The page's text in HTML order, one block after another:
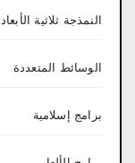
النمذجة ثلاثية الأبعاد
الوسائط المتعددة
برامج إسلامية